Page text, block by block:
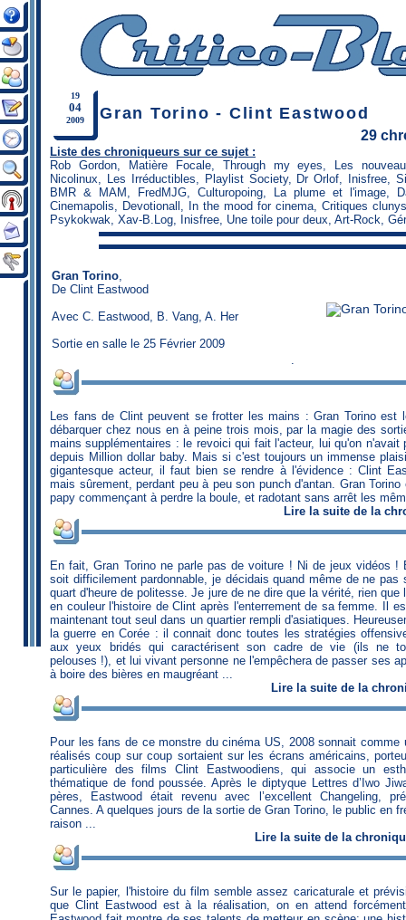
19
04
2009 Gran Torino - Clint Eastwood
29
Liste des chroniqueurs sur ce sujet :
Rob Gordon, Matière Focale, Through my eyes,
Les
Nicolinux, Les Irréductibles, Playlist Society, Dr Orlof, Inisfree,
BMR & MAM , FredMJG, Culturopoing, La plume et l'image,
Cinemapolis, Devotionall , In the mood for cinema, Critiques
Psykokwak, Xav-B.Log, Inisfree, Une toile pour deux, Art-Rock,
Gran Torino,
De Clint Eastwood
Avec C. Eastwood, B. Vang, A. Her
Sortie en salle le 25 Février 2009
.
Les fans de Clint peuvent se frotter les mains : Gran Torino est
débarquer chez nous en à peine trois mois, par la magie des
mains supplémentaires : le revoici qui fait l'acteur, lui qu'on n'avait
depuis Million dollar baby. Mais si c'est toujours un immense
gigantesque acteur, il faut bien se rendre à l'évidence : Clint
mais sûrement, perdant peu à peu son punch d'antan. Gran
papy commençant à perdre la boule, et radotant sans arrêt les
Lire la suite de la
En fait, Gran Torino ne parle pas de voiture ! Ni de jeux vidéos !
soit difficilement pardonnable, je décidais quand même de ne pas
quart d'heure de politesse. Je jure de ne dire que la vérité, rien
en couleur l'histoire de Clint après l'enterrement de sa femme. Il
maintenant tout seul dans un quartier rempli d'asiatiques.
la guerre en Corée : il connait donc toutes les stratégies
aux yeux bridés qui caractérisent son cadre de vie (ils ne
pelouses !), et lui vivant personne ne l'empêchera de passer ses
à boire des bières en maugréant ...
Lire la suite de la
Pour les fans de ce monstre du cinéma US, 2008 sonnait comme
réalisés coup sur coup sortaient sur les écrans américains,
particulière des films Clint Eastwoodiens, qui associe un
thématique de fond poussée. Après le diptyque Lettres d’Iwo
pères, Eastwood était revenu avec l’excellent Changeling,
Cannes. A quelques jours de la sortie de Gran Torino, le public en
raison ...
Lire la suite de la
Sur le papier, l'histoire du film semble assez caricaturale et
que Clint Eastwood est à la réalisation, on en attend